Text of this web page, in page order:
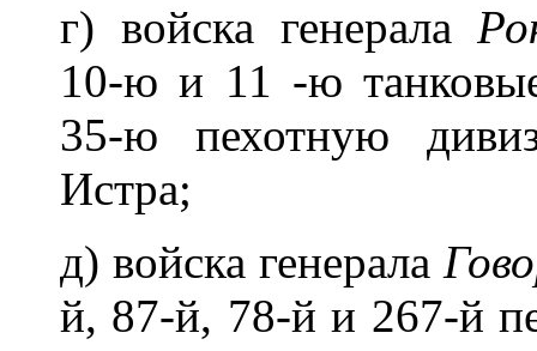
г) войска генерала
10-ю и 11 -ю
35-ю пехотную
Истра;
д) войска генерала
й, 87-й, 78-й и 267-й